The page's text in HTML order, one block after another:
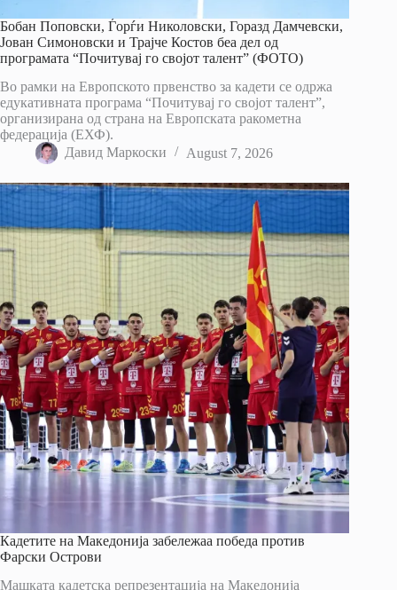
Бобан Поповски, Ѓорѓи Николовски, Горазд Дамчевски,
Јован Симоновски и Трајче Костов беа дел од
програмата “Почитувај го својот талент” (ФОТО)
Во рамки на Европското првенство за кадети се одржа
едукативната програма “Почитувај го својот талент”,
организирана од страна на Европската ракометна
федерација (ЕХФ).
Давид Маркоски
August 7, 2026
Кадетите на Македонија забележаа победа против
Фарски Острови
Машката кадетска репрезентација на Македонија